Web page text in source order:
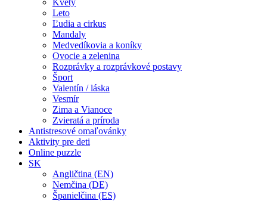
Kvety
Leto
Ľudia a cirkus
Mandaly
Medvedíkovia a koníky
Ovocie a zelenina
Rozprávky a rozprávkové postavy
Šport
Valentín / láska
Vesmír
Zima a Vianoce
Zvieratá a príroda
Antistresové omaľovánky
Aktivity pre deti
Online puzzle
SK
Angličtina (EN)
Nemčina (DE)
Španielčina (ES)